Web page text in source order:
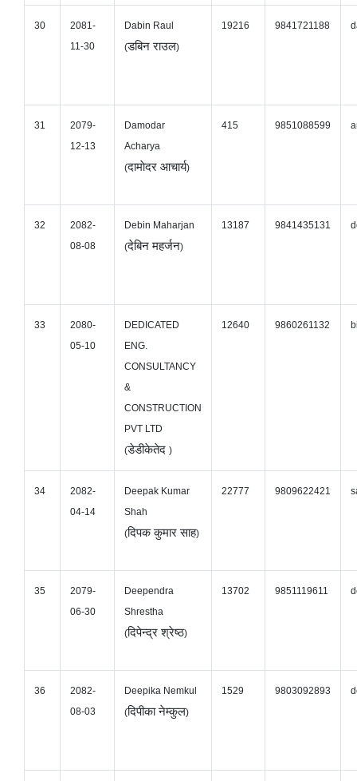
30
2081-
11-30
Dabin Raul
(डबिन राउल)
19216 9841721188
31
2079-
12-13
Damodar
Acharya
(दामाेदर आचार्य)
415 9851088599
32
2082-
08-08
Debin Maharjan
(देबिन महर्जन)
13187 9841435131
33
2080-
05-10
DEDICATED
ENG.
CONSULTANCY
&
CONSTRUCTION
PVT LTD
(डेडीकेतेद )
12640 9860261132
34
2082-
04-14
Deepak Kumar
Shah
(दिपक कुमार साह)
22777 9809622421
35
2079-
06-30
Deependra
Shrestha
(दिपेन्द्र श्रेष्ठ)
13702 9851119611
36
2082-
08-03
Deepika Nemkul
(दिपीका नेम्कुल)
1529 9803092893